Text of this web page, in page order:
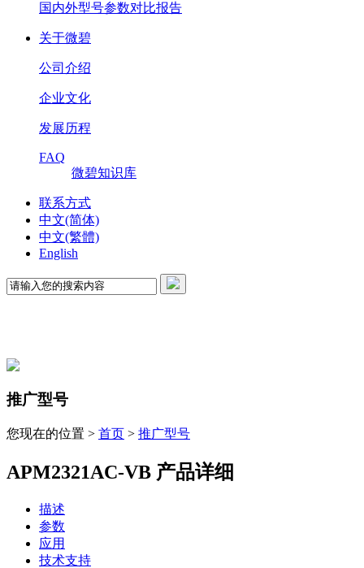
国内外型号参数对比报告
关于微碧
公司介绍
企业文化
发展历程
FAQ
微碧知识库
联系方式
中文(简体)
中文(繁體)
English
推广型号
您现在的位置 > 首页 > 推广型号
APM2321AC-VB 产品详细
描述
参数
应用
技术支持